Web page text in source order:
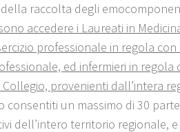
della raccolta degli
accedere i Laureati in
professionale in regola con
ed infermieri in regola
Collegio, provenienti dall’intera
consentiti un massimo di 30
dell’intero territorio regionale,